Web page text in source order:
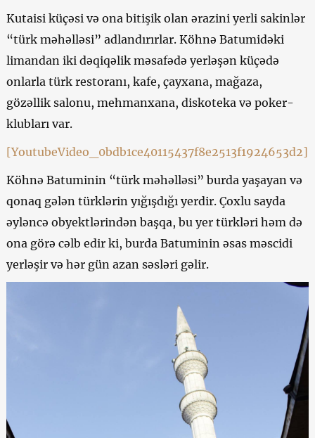
Kutaisi küçəsi və ona bitişik olan ərazini yerli sakinlər
“türk məhəlləsi” adlandırırlar. Köhnə Batumidəki
limandan iki dəqiqəlik məsafədə yerləşən küçədə
onlarla türk restoranı, kafe, çayxana, mağaza,
gözəllik salonu, mehmanxana, diskoteka və poker-
klubları var.
[YoutubeVideo_0bdb1ce40115437f8e2513f1924653d2]
Köhnə Batuminin “türk məhəlləsi” burda yaşayan və
qonaq gələn türklərin yığışdığı yerdir. Çoxlu sayda
əyləncə obyektlərindən başqa, bu yer türkləri həm də
ona görə cəlb edir ki, burda Batuminin əsas məscidi
yerləşir və hər gün azan səsləri gəlir.